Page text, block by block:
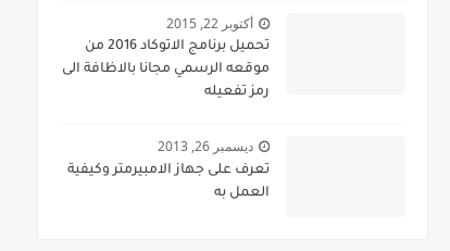
أكتوبر 22, 2015
تحميل برنامج الاتوكاد 2016 من
موقعه الرسمي مجانا بالاظافة الى
رمز تفعيله
ديسمبر 26, 2013
تعرف على جهاز الامبيرمتر وكيفية
العمل به